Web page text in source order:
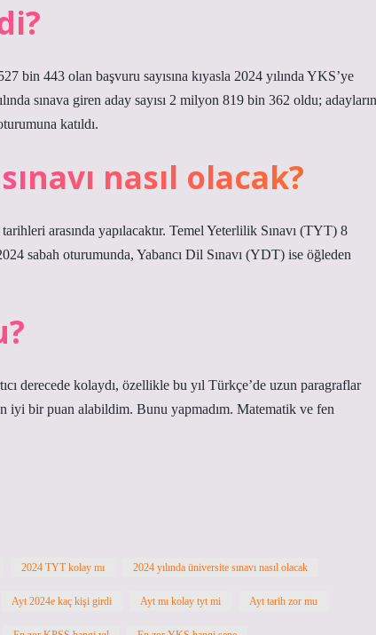
443 olan başvuru sayısına kıyasla 2024 yılında YKS’ye
sınava giren aday sayısı 2 milyon 819 bin 362 oldu; adayların
katıldı.
nasıl olacak?
​​arasında yapılacaktır. Temel Yeterlilik Sınavı (TYT) 8
sabah oturumunda, Yabancı Dil Sınavı (YDT) ise öğleden
derecede kolaydı, özellikle bu yıl Türkçe’de uzun paragraflar
iyi bir puan alabildim. Bunu yapmadım. Matematik ve fen
2024 TYT kolay mı 2024 yılında üniversite sınavı nasıl olacak
Ayt 2024e kaç kişi girdi Ayt mı kolay tyt mi Ayt tarih zor mu